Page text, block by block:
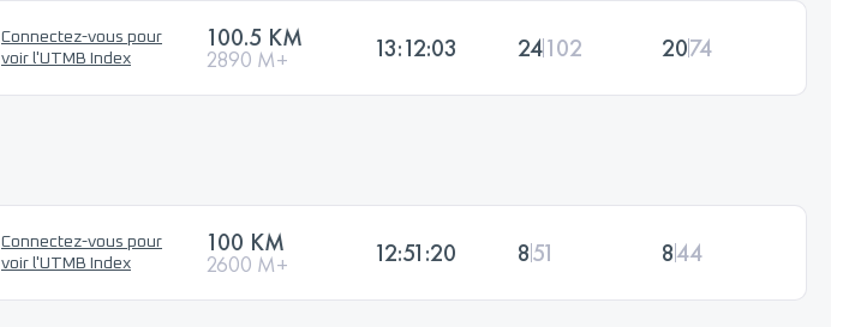
Connectez-vous pour
voir l'UTMB Index
100.5 KM
2890 M+ 13:12:03 24102 2074
Connectez-vous pour
voir l'UTMB Index
100 KM
2600 M+ 12:51:20 851 844